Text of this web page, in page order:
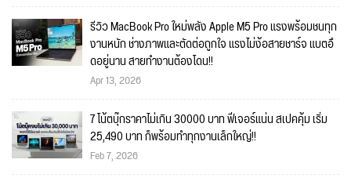
รีวิว MacBook Pro ใหม่พลัง Apple M5 Pro แรงพร้อมชนทุก
งานหนัก ช่างภาพและตัดต่อถูกใจ แรงไม่ง้อสายชาร์จ แบตอึ
ดอยู่นาน สายทำงานต้องโดน!!
Apr 13, 2026
7 โน้ตบุ๊กราคาไม่เกิน 30000 บาท ฟีเจอร์แน่น สเปคคุ้ม เริ่ม
25,490 บาท ก็พร้อมทำทุกงานเล็กใหญ่!!
Feb 7, 2026